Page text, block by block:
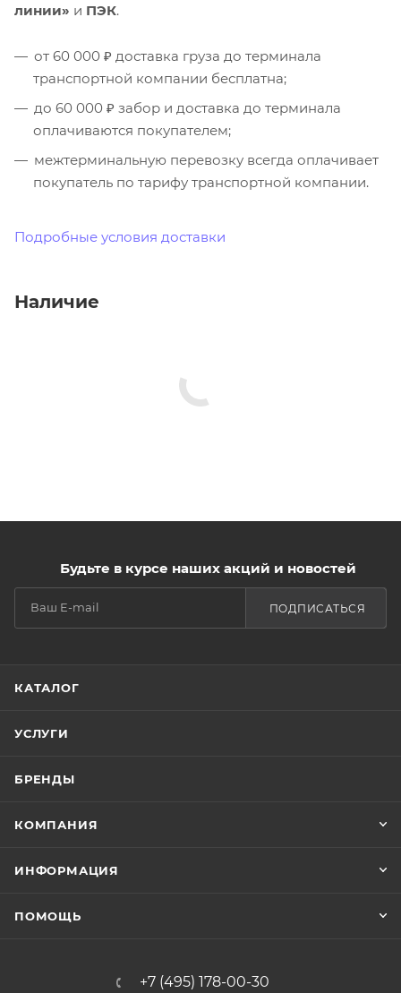
линии» и ПЭК.
от 60 000 ₽ доставка груза до терминала
транспортной компании бесплатна;
до 60 000 ₽ забор и доставка до терминала
оплачиваются покупателем;
межтерминальную перевозку всегда оплачивает
покупатель по тарифу транспортной компании.
Подробные условия доставки
Наличие
Будьте в курсе наших акций и новостей
ПОДПИСАТЬСЯ
КАТАЛОГ
УСЛУГИ
БРЕНДЫ
КОМПАНИЯ
ИНФОРМАЦИЯ
ПОМОЩЬ
+7 (495) 178-00-30